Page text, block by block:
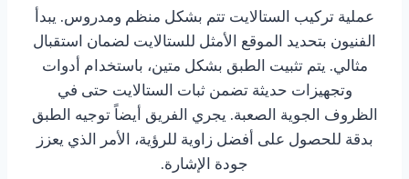
عملية تركيب الستالايت تتم بشكل منظم ومدروس. يبدأ
الفنيون بتحديد الموقع الأمثل للستالايت لضمان استقبال
مثالي. يتم تثبيت الطبق بشكل متين، باستخدام أدوات
وتجهيزات حديثة تضمن ثبات الستالايت حتى في
الظروف الجوية الصعبة. يجري الفريق أيضاً توجيه الطبق
بدقة للحصول على أفضل زاوية للرؤية، الأمر الذي يعزز
جودة الإشارة.